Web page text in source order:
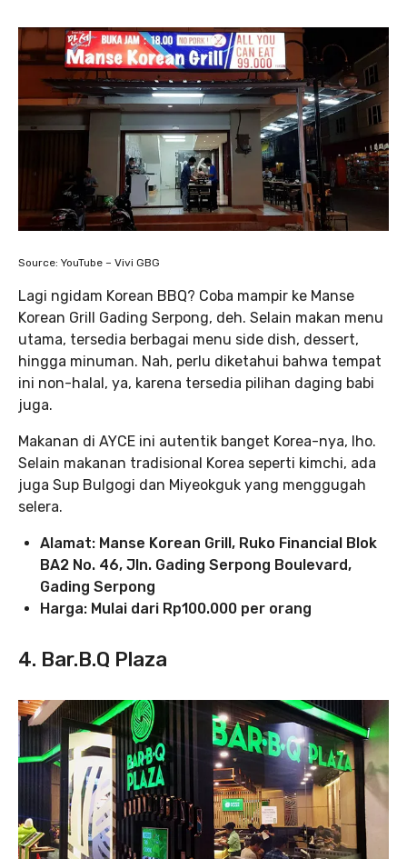
Source: YouTube – Vivi GBG
Lagi ngidam Korean BBQ? Coba mampir ke Manse
Korean Grill Gading Serpong, deh. Selain makan menu
utama, tersedia berbagai menu side dish, dessert,
hingga minuman. Nah, perlu diketahui bahwa tempat
ini non-halal, ya, karena tersedia pilihan daging babi
juga.
Makanan di AYCE ini autentik banget Korea-nya, lho.
Selain makanan tradisional Korea seperti kimchi, ada
juga Sup Bulgogi dan Miyeokguk yang menggugah
selera.
Alamat: Manse Korean Grill, Ruko Financial Blok
BA2 No. 46, Jln. Gading Serpong Boulevard,
Gading Serpong
Harga: Mulai dari Rp100.000 per orang
4. Bar.B.Q Plaza